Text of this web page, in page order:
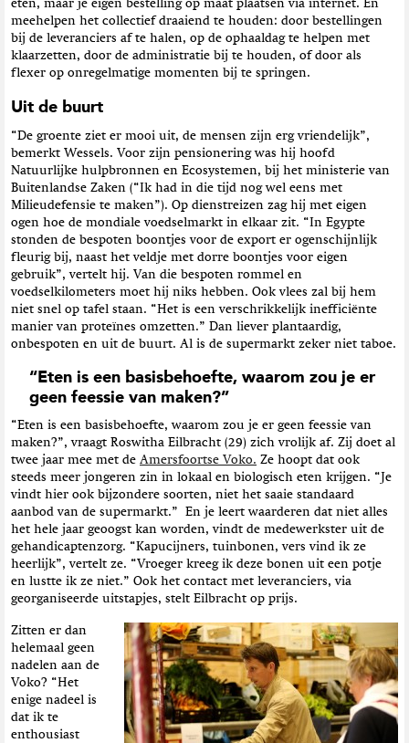
eten, maar je eigen bestelling op maat plaatsen via internet. En
meehelpen het collectief draaiend te houden: door bestellingen
bij de leveranciers af te halen, op de ophaaldag te helpen met
klaarzetten, door de administratie bij te houden, of door als
flexer op onregelmatige momenten bij te springen.
Uit de buurt
“De groente ziet er mooi uit, de mensen zijn erg vriendelijk”,
bemerkt Wessels. Voor zijn pensionering was hij hoofd
Natuurlijke hulpbronnen en Ecosystemen, bij het ministerie van
Buitenlandse Zaken (“Ik had in die tijd nog wel eens met
Milieudefensie te maken”). Op dienstreizen zag hij met eigen
ogen hoe de mondiale voedselmarkt in elkaar zit. “In Egypte
stonden de bespoten boontjes voor de export er ogenschijnlijk
fleurig bij, naast het veldje met dorre boontjes voor eigen
gebruik”, vertelt hij. Van die bespoten rommel en
voedselkilometers moet hij niks hebben. Ook vlees zal bij hem
niet snel op tafel staan. “Het is een verschrikkelijk inefficiënte
manier van proteïnes omzetten.” Dan liever plantaardig,
onbespoten en uit de buurt. Al is de supermarkt zeker niet taboe.
“Eten is een basisbehoefte, waarom zou je er
geen feessie van maken?”
“Eten is een basisbehoefte, waarom zou je er geen feessie van
maken?”, vraagt Roswitha Eilbracht (29) zich vrolijk af. Zij doet al
twee jaar mee met de Amersfoortse Voko. Ze hoopt dat ook
steeds meer jongeren zin in lokaal en biologisch eten krijgen. “Je
vindt hier ook bijzondere soorten, niet het saaie standaard
aanbod van de supermarkt.” En je leert waarderen dat niet alles
het hele jaar geoogst kan worden, vindt de medewerkster uit de
gehandicaptenzorg. “Kapucijners, tuinbonen, vers vind ik ze
heerlijk”, vertelt ze. “Vroeger kreeg ik deze bonen uit een potje
en lustte ik ze niet.” Ook het contact met leveranciers, via
georganiseerde uitstapjes, stelt Eilbracht op prijs.
Zitten er dan
helemaal geen
nadelen aan de
Voko? “Het
enige nadeel is
dat ik te
enthousiast